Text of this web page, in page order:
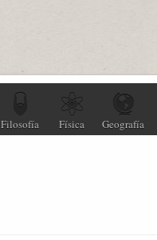
Filosofía Física Geografía